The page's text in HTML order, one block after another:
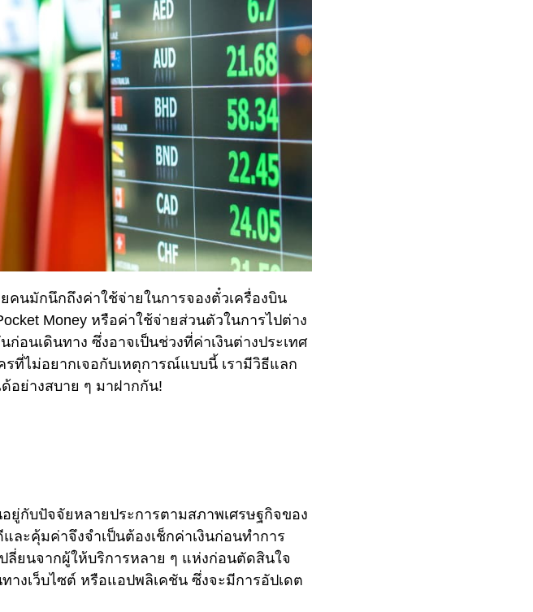
คนมักนึกถึงค่าใช้จ่ายในการจองตั๋วเครื่องบิน
Money หรือค่าใช้จ่ายส่วนตัวในการไปต่าง
ก่อนเดินทาง ซึ่งอาจเป็นช่วงที่ค่าเงินต่างประเทศ
ที่ไม่อยากเจอกับเหตุการณ์แบบนี้ เรามีวิธีแลก
อย่างสบาย ๆ มาฝากกัน!
ยู่กับปัจจัยหลายประการตามสภาพเศรษฐกิจของ
ละคุ้มค่าจึงจำเป็นต้องเช็กค่าเงินก่อนทำการ
ลี่ยนจากผู้ให้บริการหลาย ๆ แห่งก่อนตัดสินใจ
างเว็บไซต์ หรือแอปพลิเคชัน ซึ่งจะมีการอัปเดต